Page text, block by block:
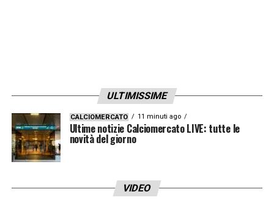
ULTIMISSIME
CALCIOMERCATO 11 minuti ago
Ultime notizie Calciomercato LIVE: tutte le
novità del giorno
VIDEO